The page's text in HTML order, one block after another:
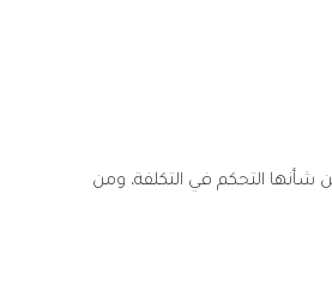
شأنها التحكم في التكلفة، ومن